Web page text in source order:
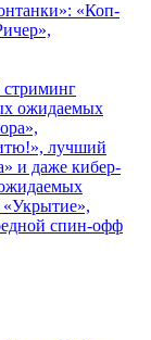
«Коп-
стриминг
ожидаемых
лучший
и даже кибер-
«Укрытие»,
спин-офф